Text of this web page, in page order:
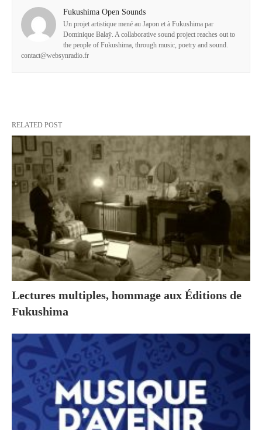
Fukushima Open Sounds
Un projet artistique mené au Japon et à Fukushima par
Dominique Balaÿ. A collaborative sound project reaches out to
the people of Fukushima, through music, poetry and sound.
contact@websynradio.fr
RELATED POST
Lectures multiples, hommage aux Éditions de
Fukushima